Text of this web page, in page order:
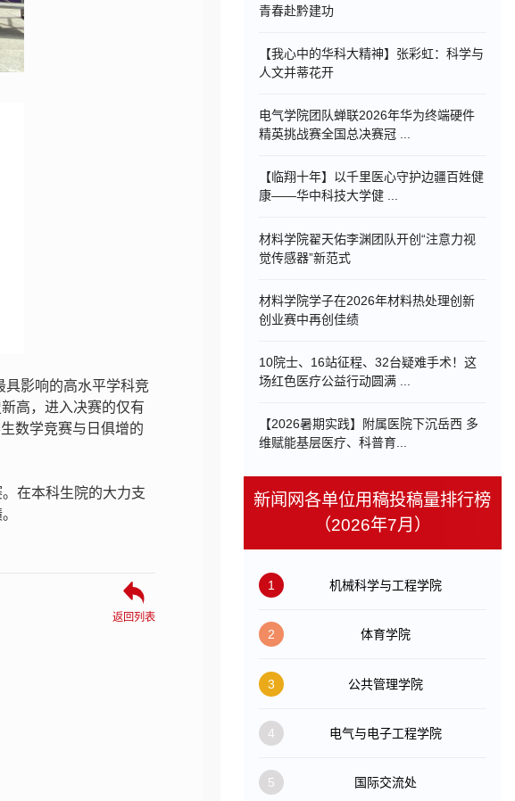
具影响的高水平学科竞
高，进入决赛的仅有
数学竞赛与日俱增的
在本科生院的大力支
返回列表
青春赴黔建功
【我心中的华科大精神】张彩虹：科学与
人文并蒂花开
电气学院团队蝉联2026年华为终端硬件
精英挑战赛全国总决赛冠 ...
【临翔十年】以千里医心守护边疆百姓健
康——华中科技大学健 ...
材料学院翟天佑李渊团队开创“注意力视
觉传感器”新范式
材料学院学子在2026年材料热处理创新
创业赛中再创佳绩
10院士、16站征程、32台疑难手术！这
场红色医疗公益行动圆满 ...
【2026暑期实践】附属医院下沉岳西 多
维赋能基层医疗、科普育...
新闻网各单位用稿投稿量排行榜
（2026年7月）
1 机械科学与工程学院
2 体育学院
3 公共管理学院
4 电气与电子工程学院
5 国际交流处